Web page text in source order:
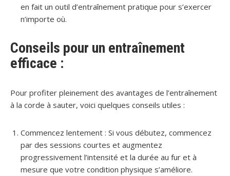
en fait un outil d’entraînement pratique pour s’exercer
n’importe où.
Conseils pour un entraînement
efficace :
Pour profiter pleinement des avantages de l’entraînement
à la corde à sauter, voici quelques conseils utiles :
Commencez lentement : Si vous débutez, commencez
par des sessions courtes et augmentez
progressivement l’intensité et la durée au fur et à
mesure que votre condition physique s’améliore.